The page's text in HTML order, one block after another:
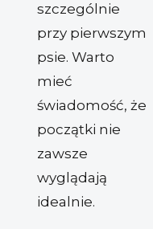
szczególnie
przy pierwszym
psie. Warto
mieć
świadomość, że
początki nie
zawsze
wyglądają
idealnie.